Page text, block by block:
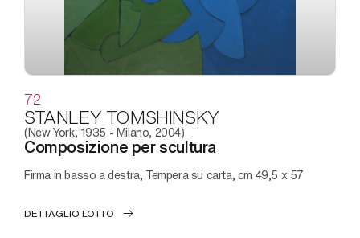
72
STANLEY TOMSHINSKY
(New York, 1935 - Milano, 2004)
Composizione per scultura
Firma in basso a destra, Tempera su carta, cm 49,5 x 57
DETTAGLIO LOTTO